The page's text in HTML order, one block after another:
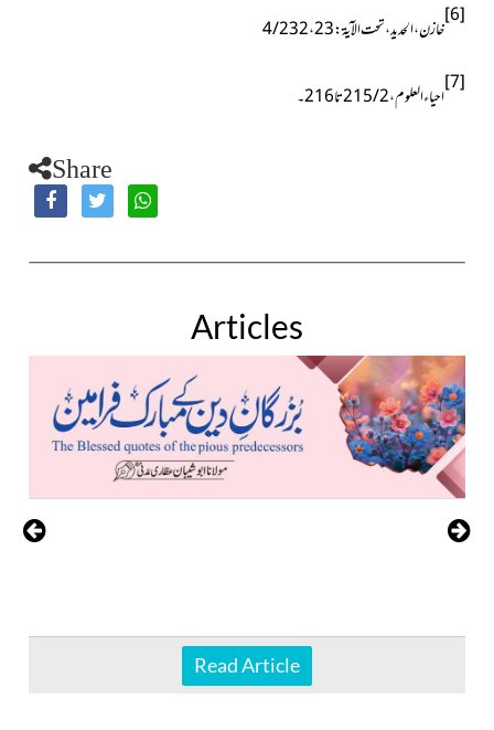
[6] خازن ، الحدید ، تحت الآیۃ : 23 ، 4/232
[7] احیاء العلوم ، 2/ 215تا216۔
Share
Articles
Read Article